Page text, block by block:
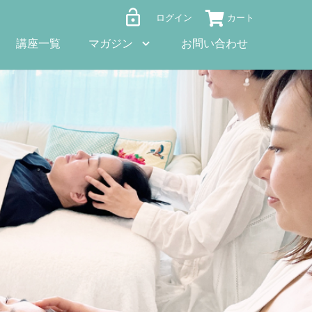
講座一覧 マガジン お問い合わせ
lock_open ログイン